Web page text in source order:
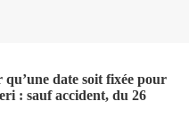
qu’une date soit fixée pour
: sauf accident, du 26